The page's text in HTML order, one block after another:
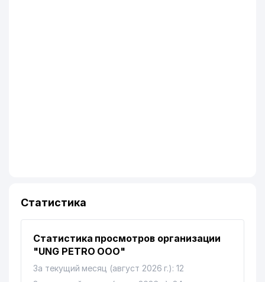
Статистика
Статистика просмотров организации
"UNG PETRO ООО"
За текущий месяц (август 2026 г.): 12